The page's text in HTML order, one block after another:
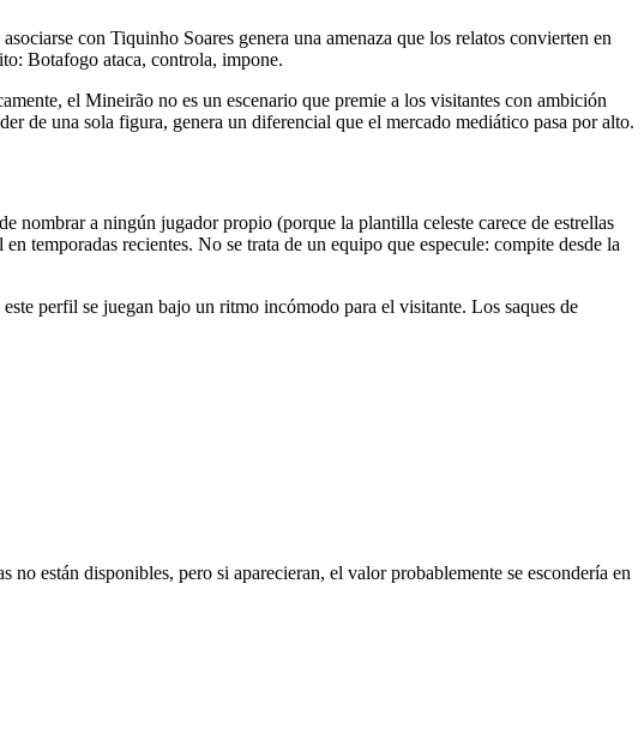
con Tiquinho Soares genera una amenaza que los relatos convierten en
Botafogo ataca, controla, impone.
el Mineirão no es un escenario que premie a los visitantes con ambición
de una sola figura, genera un diferencial que el mercado mediático pasa por alto.
nombrar a ningún jugador propio (porque la plantilla celeste carece de estrellas
temporadas recientes. No se trata de un equipo que especule: compite desde la
perfil se juegan bajo un ritmo incómodo para el visitante. Los saques de
están disponibles, pero si aparecieran, el valor probablemente se escondería en